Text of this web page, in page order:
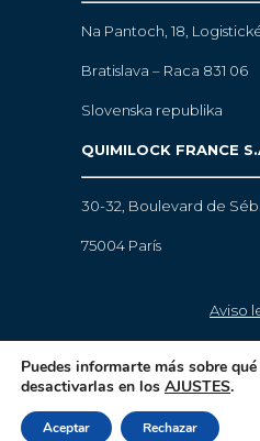
Na Pantoch, 18,
Bratislava – Raca 831 06
Slovenska republika
QUIMILOCK FRANCE
30-32, Boulevard de
75004 París
Aviso
Puedes informarte más sobre
desactivarlas en los AJUSTES.
Aceptar Rechazar